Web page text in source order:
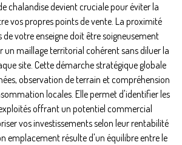
chalandise devient cruciale pour éviter la
vos propres points de vente. La proximité
votre enseigne doit être soigneusement
un maillage territorial cohérent sans diluer la
site. Cette démarche stratégique globale
observation de terrain et compréhension
locales. Elle permet d'identifier les
offrant un potentiel commercial
vos investissements selon leur rentabilité
emplacement résulte d'un équilibre entre le